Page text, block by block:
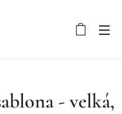
- velká,